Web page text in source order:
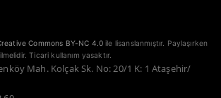
Commons BY-NC 4.0 ile lisanslanmıştır. Paylaşırken
Ticari kullanım yasaktır.
Mah. Kolçak Sk. No: 20/1 K: 1 Ataşehir/